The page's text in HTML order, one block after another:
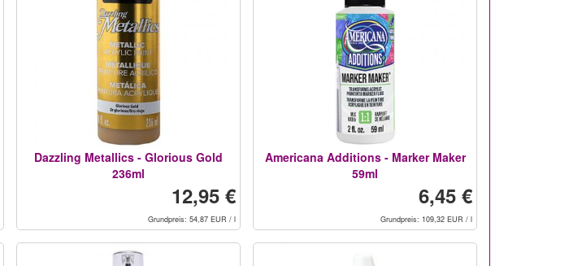
Dazzling Metallics - Glorious Gold
236ml
12,95 €
Grundpreis: 54,87 EUR / l
Americana Additions - Marker Maker
59ml
6,45 €
Grundpreis: 109,32 EUR / l